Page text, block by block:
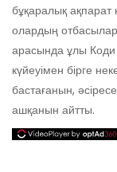
бұқаралық
олардың
арасында ұлы
күйеуімен бірге
бастағанын,
ашқанын айтты.